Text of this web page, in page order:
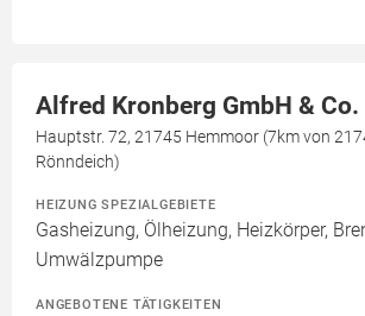
Alfred Kronberg GmbH & Co.
Hauptstr. 72, 21745 Hemmoor (7km von
Rönndeich)
HEIZUNG SPEZIALGEBIETE
Gasheizung, Ölheizung, Heizkörper,
Umwälzpumpe
ANGEBOTENE TÄTIGKEITEN